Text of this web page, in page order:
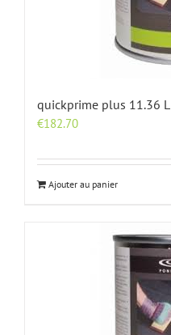
quickprime plus 11.36 L
€182.70
Ajouter au panier